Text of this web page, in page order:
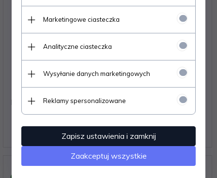
Naturalny Olejek do Masażu Antycellulitowy, Dr.Biokord,
250ml
Brak ceny. Zaloguj się
Marketingowe ciasteczka
Analityczne ciasteczka
Wysyłanie danych marketingowych
Reklamy spersonalizowane
Zapisz ustawienia i zamknij
Zaakceptuj wszystkie